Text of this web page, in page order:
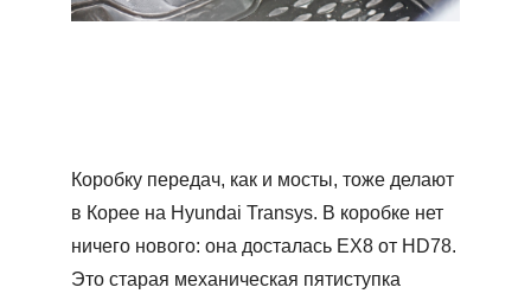
Коробку передач, как и мосты, тоже делают
в Корее на Hyundai Transys. В коробке нет
ничего нового: она досталась ЕХ8 от HD78.
Это старая механическая пятиступка